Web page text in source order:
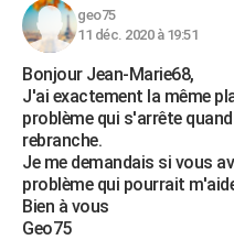
geo75
11 déc. 2020 à 19:51
Bonjour Jean-Marie68,
J'ai exactement la même
problème qui s'arrête
rebranche.
Je me demandais si vous
problème qui pourrait
Bien à vous
Geo75